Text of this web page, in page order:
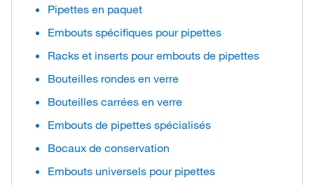
Pipettes en paquet
Embouts spécifiques pour pipettes
Racks et inserts pour embouts de pipettes
Bouteilles rondes en verre
Bouteilles carrées en verre
Embouts de pipettes spécialisés
Bocaux de conservation
Embouts universels pour pipettes